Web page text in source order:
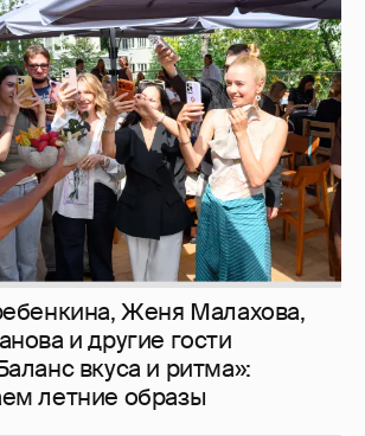
Женя Малахова,
и другие гости
вкуса и ритма»:
летние образы